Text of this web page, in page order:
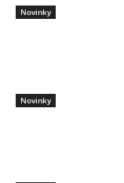
Novinky
Novinky